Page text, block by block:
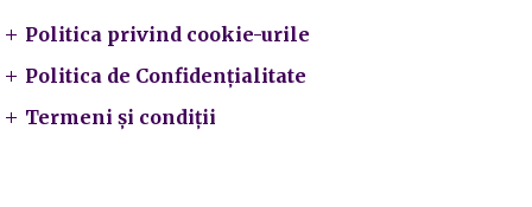
Politica privind cookie-urile
Politica de Confidențialitate
Termeni și condiții